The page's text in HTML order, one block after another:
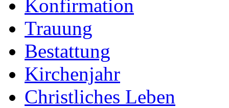
Konfirmation
Trauung
Bestattung
Kirchenjahr
Christliches Leben